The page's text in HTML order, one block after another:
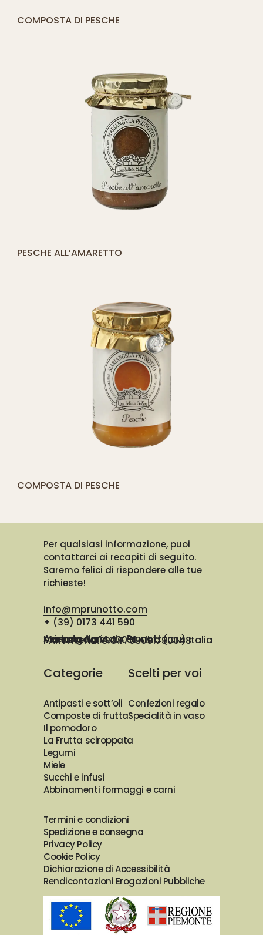
[yith_compare_button]
COMPOSTA DI PESCHE
[yith_compare_button]
PESCHE ALL’AMARETTO
[yith_compare_button]
COMPOSTA DI PESCHE
Per qualsiasi informazione, puoi
contattarci ai recapiti di seguito.
Saremo felici di rispondere alle tue
richieste!
info@mprunotto.com
+ (39) 0173 441 590
Azienda Agricola Prunotto Mariangela ssa
Via Osteria 14, 12051 Alba (CN) Italia
PARTITA IVA e C.F. 03091730048
Categorie
Antipasti e sott’oli
Composte di frutta
Il pomodoro
La Frutta sciroppata
Legumi
Miele
Succhi e infusi
Abbinamenti formaggi e carni
Scelti per voi
Confezioni regalo
Specialità in vaso
Termini e condizioni
Spedizione e consegna
Privacy Policy
Cookie Policy
Dichiarazione di Accessibilità
Rendicontazioni Erogazioni Pubbliche